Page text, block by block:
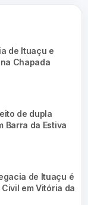
de Ituaçu e
Chapada
de dupla
Barra da Estiva
de Ituaçu é
em Vitória da